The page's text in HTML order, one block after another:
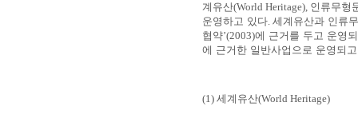
계유산(World Heritage), 인류무형
운영하고 있다. 세계유산과 인류
협약’(2003)에 근거를 두고 운영
에 근거한 일반사업으로 운영되
(1) 세계유산(World Heritage)